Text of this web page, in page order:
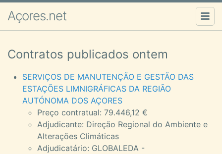
Açores.net
Contratos publicados ontem
SERVIÇOS DE MANUTENÇÃO E GESTÃO DAS
ESTAÇÕES LIMNIGRÁFICAS DA REGIÃO
AUTÓNOMA DOS AÇORES
Preço contratual: 79.446,12 €
Adjudicante: Direção Regional do Ambiente e
Alterações Climáticas
Adjudicatário: GLOBALEDA -